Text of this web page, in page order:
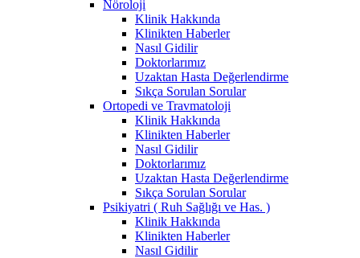
Nöroloji
Klinik Hakkında
Klinikten Haberler
Nasıl Gidilir
Doktorlarımız
Uzaktan Hasta Değerlendirme
Sıkça Sorulan Sorular
Ortopedi ve Travmatoloji
Klinik Hakkında
Klinikten Haberler
Nasıl Gidilir
Doktorlarımız
Uzaktan Hasta Değerlendirme
Sıkça Sorulan Sorular
Psikiyatri ( Ruh Sağlığı ve Has. )
Klinik Hakkında
Klinikten Haberler
Nasıl Gidilir